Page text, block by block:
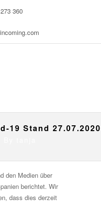
360
19 Stand 27.07.2020
den Medien über
berichtet. Wir
dass dies derzeit